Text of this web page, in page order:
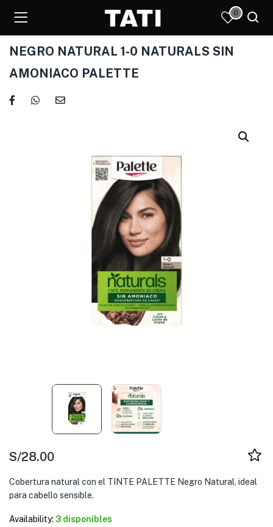
0
NEGRO NATURAL 1-0 NATURALS SIN
AMONIACO PALETTE
S/28.00
Cobertura natural con el TINTE PALETTE Negro Natural, ideal
para cabello sensible.
Availability: 3 disponibles